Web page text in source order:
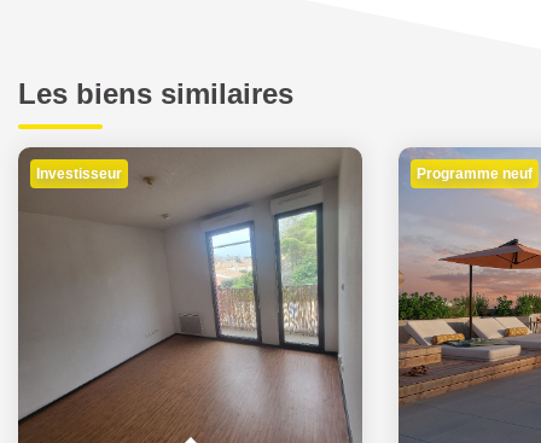
Les biens similaires
Investisseur Programme neuf